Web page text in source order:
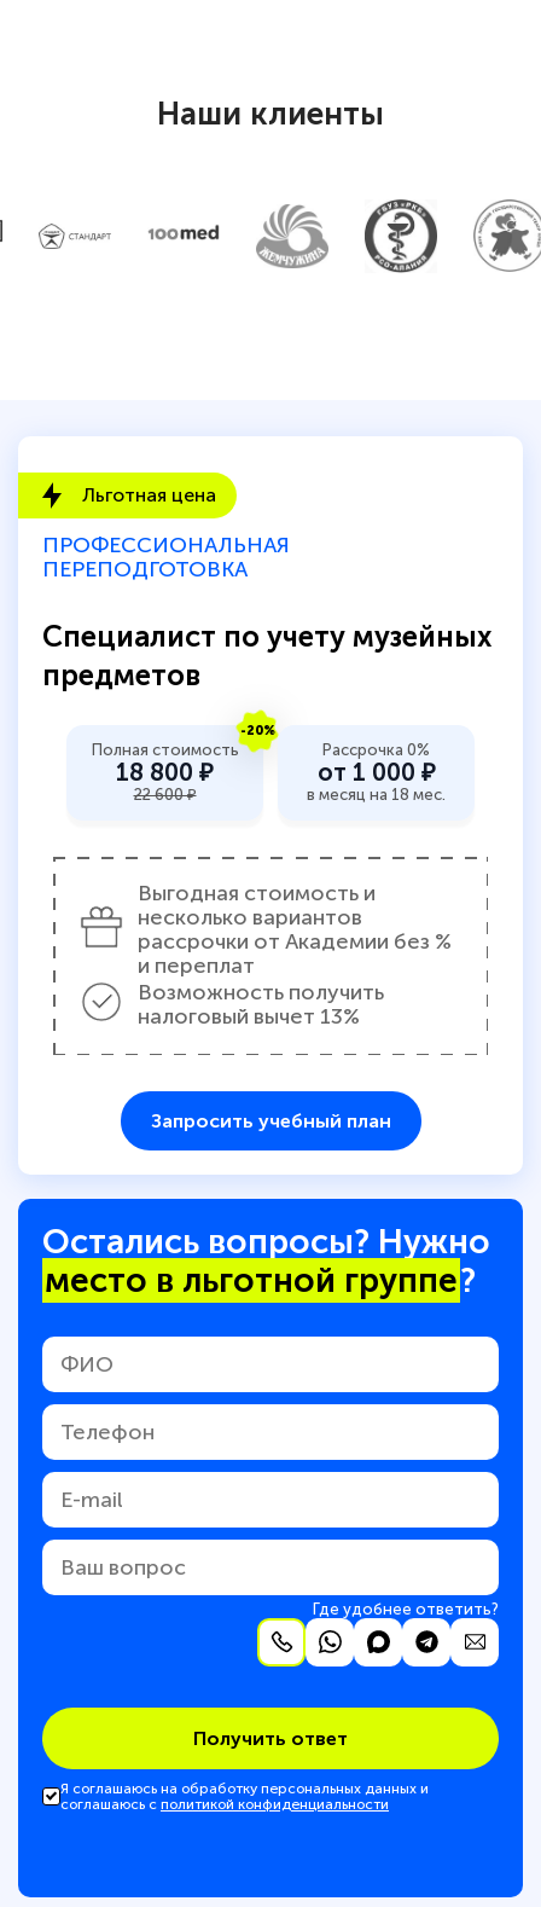
Наши клиенты
Льготная цена
ПРОФЕССИОНАЛЬНАЯ
ПЕРЕПОДГОТОВКА
Специалист по учету музейных
предметов
-20%
Полная стоимость
18 800 ₽
22 600 ₽
Рассрочка 0%
от 1 000 ₽
в месяц на 18 мес.
Выгодная стоимость и
несколько вариантов
рассрочки от Академии без %
и переплат
Возможность получить
налоговый вычет 13%
Запросить учебный план
Остались вопросы? Нужно
место в льготной группе?
Где удобнее ответить?
Получить ответ
Я соглашаюсь на обработку персональных данных и
соглашаюсь с политикой конфиденциальности